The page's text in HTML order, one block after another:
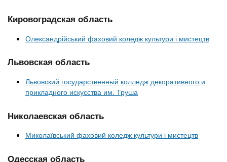
Кировоградская область
Олександрійський фаховий коледж культури і мистецтв
Львовская область
Львовский государственный колледж декоративного и
прикладного искусства им. Труша
Николаевская область
Миколаївський фаховий коледж культури і мистецтв
Одесская область